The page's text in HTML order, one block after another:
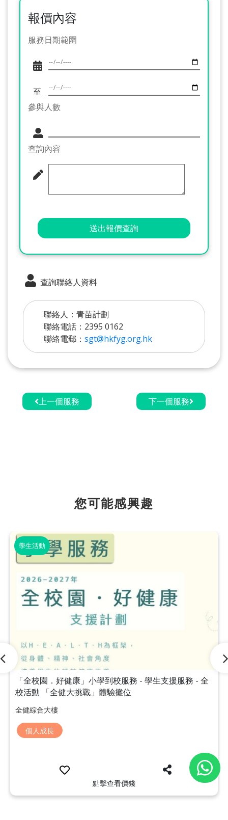
報價內容
服務日期範圍
至
參與人數
查詢內容
送出報價查詢
查詢聯絡人資料
聯絡人：青苗計劃
聯絡電話：2395 0162
聯絡電郵： sgt@hkfyg.org.hk
上一個服務 下一個服務
您可能感興趣
學生活動
「全校園．好健康」小學到校服務 - 學生支援服務 - 全
校活動 「全健大挑戰」體驗攤位
全健綜合大樓
個人成長
點擊查看價錢